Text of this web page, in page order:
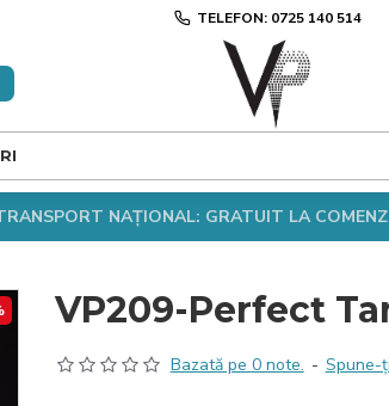
TELEFON: 0725 140 514
NAȚIONAL: GRATUIT LA
VP209-Perfect
Bazată pe 0 note. - Spune-